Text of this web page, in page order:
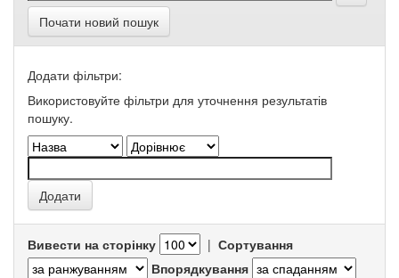
Почати новий пошук
Додати фільтри:
Використовуйте фільтри для уточнення результатів
пошуку.
Вивести на сторінку | Сортування
Впорядкування